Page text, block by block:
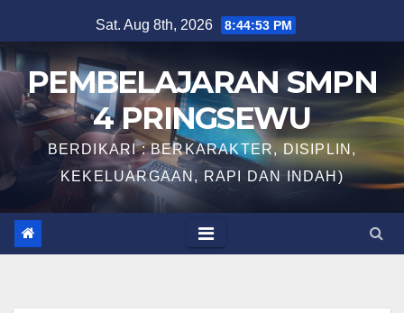
to
content
Sat. Aug 8th, 2026 8:44:53 PM
PEMBELAJARAN SMPN
4 PRINGSEWU
BERDIKARI : BERKARAKTER, DISIPLIN,
KEKELUARGAAN, RAPI DAN INDAH)